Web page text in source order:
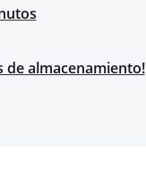
de almacenamiento!